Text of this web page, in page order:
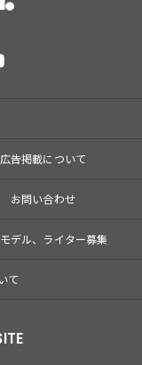
広告掲載について
お問い合わせ
デル、ライター募集
て